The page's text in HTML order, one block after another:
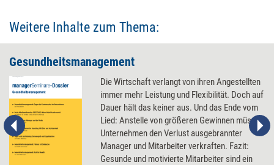
Weitere Inhalte zum Thema:
Gesundheitsmanagement
Die Wirtschaft verlangt von ihren Angestellten
immer mehr Leistung und Flexibilität. Doch auf
Dauer hält das keiner aus. Und das Ende vom
Lied: Anstelle von größeren Gewinnen müssen
Unternehmen den Verlust ausgebrannter
Manager und Mitarbeiter verkraften. Fazit:
Gesunde und motivierte Mitarbeiter sind ein